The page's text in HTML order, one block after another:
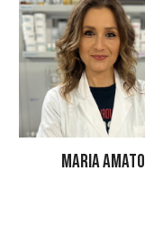
MARIA AMATO